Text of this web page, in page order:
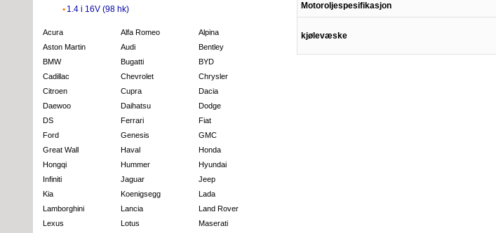
1.4 i 16V (98 hk)
Acura Alfa Romeo
Alpina
Aston Martin
Audi
Bentley
BMW
Bugatti
BYD
Cadillac
Chevrolet
Chrysler
Citroen
Cupra
Dacia
Daewoo
Daihatsu
Dodge
DS
Ferrari
Fiat
Ford
Genesis
GMC
Great Wall
Haval
Honda
Hongqi
Hummer
Hyundai
Infiniti
Jaguar
Jeep
Kia
Koenigsegg
Lada
Lamborghini
Lancia
Land Rover
Lexus
Lotus
Maserati
Motoroljespesifikasjon
kjølevæske